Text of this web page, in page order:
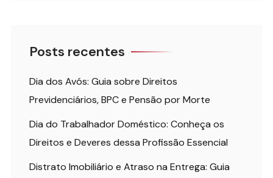
Posts recentes
Dia dos Avós: Guia sobre Direitos
Previdenciários, BPC e Pensão por Morte
Dia do Trabalhador Doméstico: Conheça os
Direitos e Deveres dessa Profissão Essencial
Distrato Imobiliário e Atraso na Entrega: Guia